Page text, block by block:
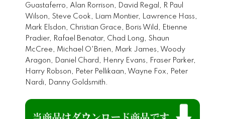
Guastaferro, Alan Rorrison, David Regal, R Paul
Wilson, Steve Cook, Liam Montier, Lawrence Hass,
Mark Elsdon, Christian Grace, Boris Wild, Etienne
Pradier, Rafael Benatar, Chad Long, Shaun
McCree, Michael O'Brien, Mark James, Woody
Aragon, Daniel Chard, Henry Evans, Fraser Parker,
Harry Robson, Peter Pellikaan, Wayne Fox, Peter
Nardi, Danny Goldsmith.